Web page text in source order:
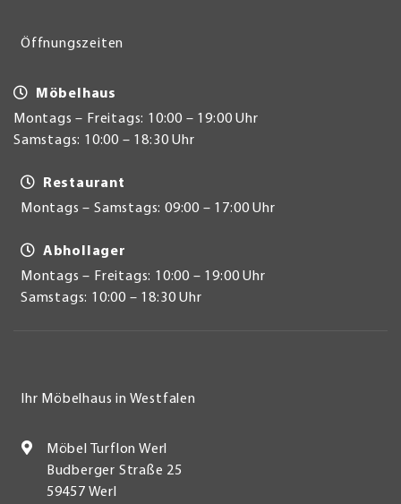
Öffnungszeiten
Möbelhaus
Montags – Freitags: 10:00 – 19:00 Uhr
Samstags: 10:00 – 18:30 Uhr
Restaurant
Montags – Samstags: 09:00 – 17:00 Uhr
Abhollager
Montags – Freitags: 10:00 – 19:00 Uhr
Samstags: 10:00 – 18:30 Uhr
Ihr Möbelhaus in Westfalen
Möbel Turflon Werl
Budberger Straße 25
59457 Werl